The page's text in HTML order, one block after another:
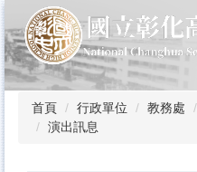
到
主
要
內
首頁 行政單位 教務處
演出訊息